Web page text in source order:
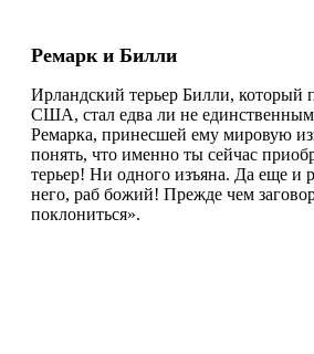
Ремарк и Билли
Ирландский терьер Билли, который
США, стал едва ли не единственным
Ремарка, принесшей ему мировую
понять, что именно ты сейчас
терьер! Ни одного изъяна. Да еще и
него, раб божий! Прежде чем
поклониться».